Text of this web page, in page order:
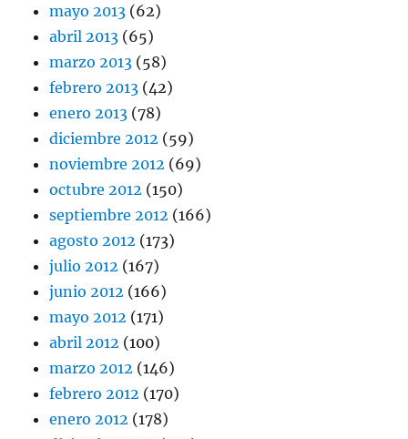
mayo 2013 (62)
abril 2013 (65)
marzo 2013 (58)
febrero 2013 (42)
enero 2013 (78)
diciembre 2012 (59)
noviembre 2012 (69)
octubre 2012 (150)
septiembre 2012 (166)
agosto 2012 (173)
julio 2012 (167)
junio 2012 (166)
mayo 2012 (171)
abril 2012 (100)
marzo 2012 (146)
febrero 2012 (170)
enero 2012 (178)